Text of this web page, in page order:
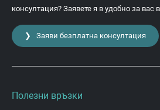
консултация? Заявете я в удобно за вас
❯ Заяви безплатна консултация
Полезни връзки